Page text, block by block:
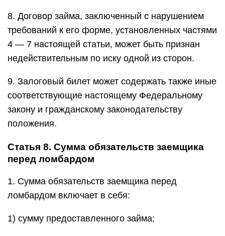
8. Договор займа, заключенный с нарушением
требований к его форме, установленных частями
4 — 7 настоящей статьи, может быть признан
недействительным по иску одной из сторон.
9. Залоговый билет может содержать также иные
соответствующие настоящему Федеральному
закону и гражданскому законодательству
положения.
Статья 8. Сумма обязательств заемщика
перед ломбардом
1. Сумма обязательств заемщика перед
ломбардом включает в себя:
1) сумму предоставленного займа;